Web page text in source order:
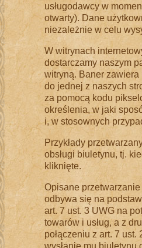
usługodawcy w
otwarty). Dane
niezależnie w celu
W witrynach
dostarczamy naszym
witryną. Baner zawiera
do jednej z naszych
za pomocą kodu
określenia, w jaki
i, w stosownych
Przykłady
obsługi biuletynu, tj.
kliknięte.
Opisane
odbywa się na
art. 7 ust. 3 UWG na
towarów i usług, a z
połączeniu z art. 7
wysłanie mu